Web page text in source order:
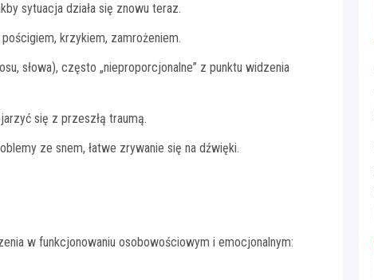
sytuacja działa się znowu teraz.
krzykiem, zamrożeniem.
słowa), często „nieproporcjonalne” z punktu widzenia
się z przeszłą traumą.
ze snem, łatwe zrywanie się na dźwięki.
w funkcjonowaniu osobowościowym i emocjonalnym: